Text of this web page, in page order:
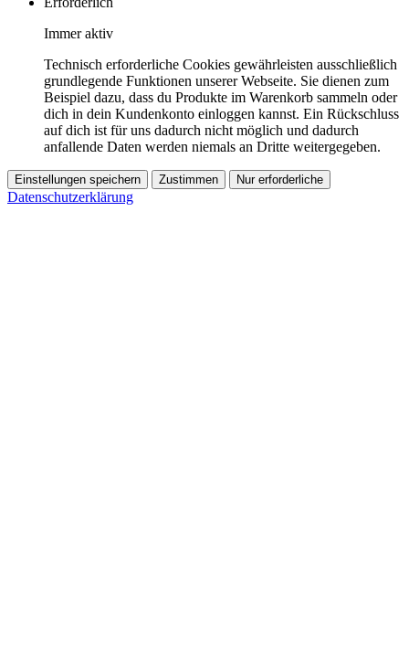
Immer aktiv
Technisch erforderliche Cookies gewährleisten ausschließlich
grundlegende Funktionen unserer Webseite. Sie dienen zum
Beispiel dazu, dass du Produkte im Warenkorb sammeln oder
dich in dein Kundenkonto einloggen kannst. Ein Rückschluss
auf dich ist für uns dadurch nicht möglich und dadurch
anfallende Daten werden niemals an Dritte weitergegeben.
Einstellungen speichern Zustimmen Nur erforderliche
Datenschutzerklärung